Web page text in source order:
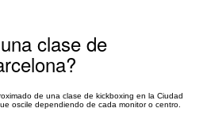
clase de
de una clase de kickboxing en la Ciudad
oscile dependiendo de cada monitor o centro.